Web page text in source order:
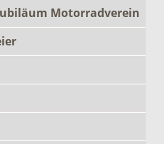
Motorradverein